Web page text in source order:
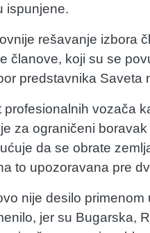
ispunjene.
rešavanje izbora
članove, koji su se
predstavnika Saveta
vozača
za ograničeni
da se obrate
to upozoravana pre
nije desilo
jer su Bugarska,